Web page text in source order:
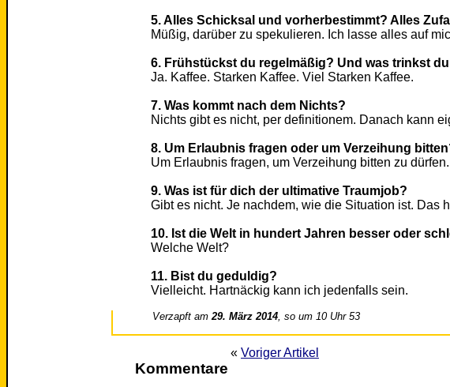
5. Alles Schicksal und vorherbestimmt? Alles
Müßig, darüber zu spekulieren. Ich lasse alles auf
6. Frühstückst du regelmäßig? Und was trinkst
Ja. Kaffee. Starken Kaffee. Viel Starken Kaffee.
7. Was kommt nach dem Nichts?
Nichts gibt es nicht, per definitionem. Danach kann
8. Um Erlaubnis fragen oder um Verzeihung
Um Erlaubnis fragen, um Verzeihung bitten zu dürfen.
9. Was ist für dich der ultimative Traumjob?
Gibt es nicht. Je nachdem, wie die Situation ist. Das
10. Ist die Welt in hundert Jahren besser oder
Welche Welt?
11. Bist du geduldig?
Vielleicht. Hartnäckig kann ich jedenfalls sein.
Verzapft am29. März 2014, so um 10 Uhr 53
« Voriger Artikel
Kommentare